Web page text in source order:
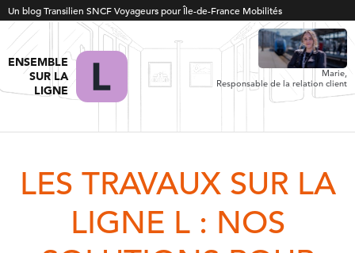
Un blog Transilien SNCF Voyageurs pour Île-de-France Mobilités
ENSEMBLE
SUR LA
LIGNE
Marie,
Responsable de la relation client
LES TRAVAUX SUR LA
LIGNE L : NOS